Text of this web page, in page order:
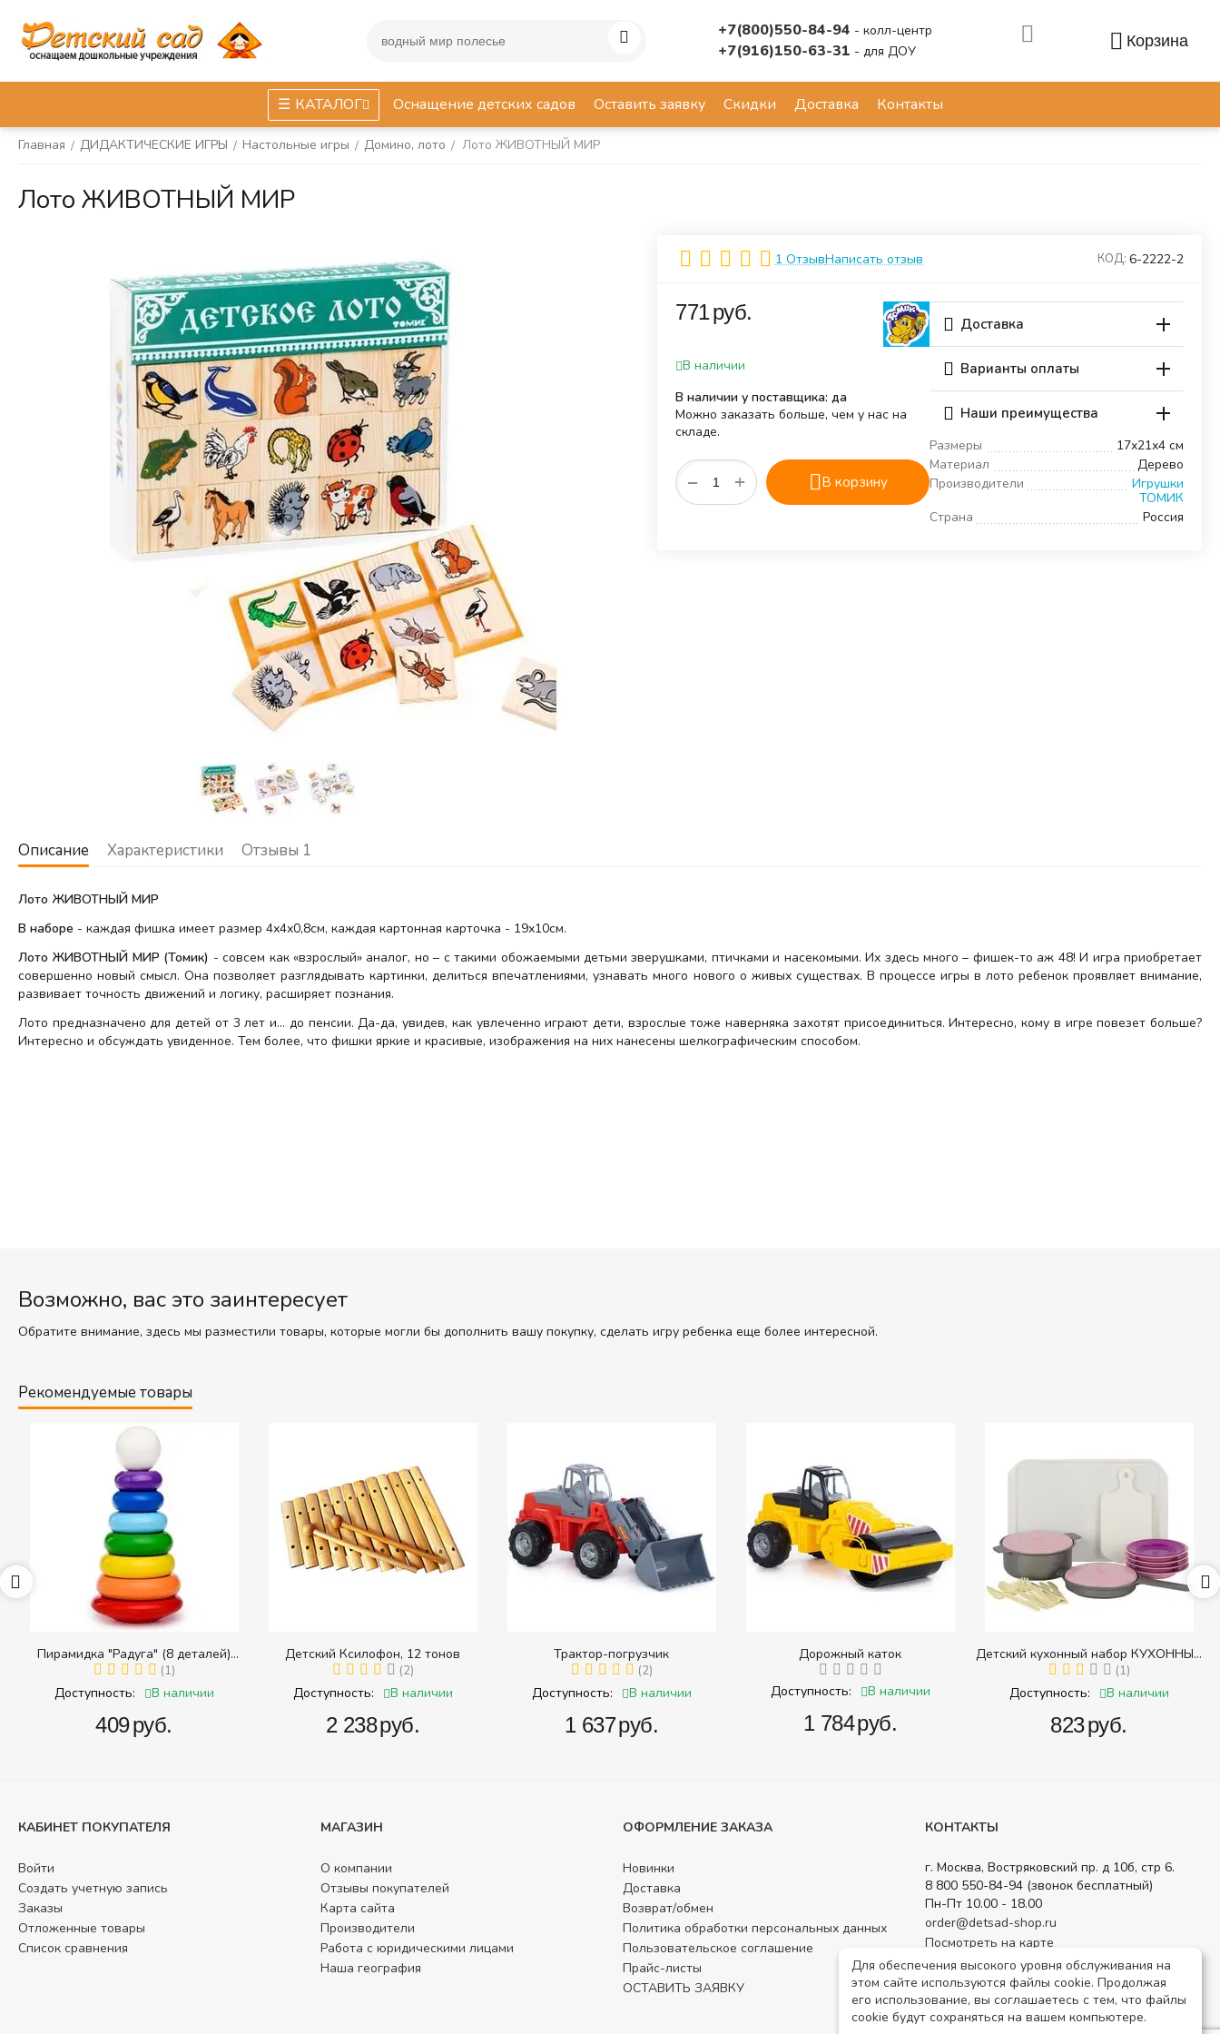
+7(800)550-84-94 - колл-центр
+7(916)150-63-31 - для ДОУ
Корзина
КАТАЛОГ Оснащение детских садов Оставить заявку Скидки Доставка Контакты
Главная / ДИДАКТИЧЕСКИЕ ИГРЫ / Настольные игры / Домино, лото / Лото ЖИВОТНЫЙ МИР
Лото ЖИВОТНЫЙ МИР
1 ОтзывНаписать отзыв КОД: 6-2222-2
‍771‍руб.
В наличии
В наличии у поставщика: да
Можно заказать больше, чем у нас на
складе.
+
− В корзину
Доставка
Варианты оплаты
Наши преимущества
Размеры
17х21х4 см
Материал
Дерево
Производители
Игрушки
ТОМИК
Страна
Россия
Описание Характеристики Отзывы 1
Лото ЖИВОТНЫЙ МИР
В наборе - каждая фишка имеет размер 4х4х0,8см, каждая картонная карточка - 19х10см.
Лото ЖИВОТНЫЙ МИР (Томик) - совсем как «взрослый» аналог, но – с такими обожаемыми детьми зверушками, птичками и насекомыми. Их здесь много – фишек-то аж 48! И игра приобретает
совершенно новый смысл. Она позволяет разглядывать картинки, делиться впечатлениями, узнавать много нового о живых существах. В процессе игры в лото ребенок проявляет внимание,
развивает точность движений и логику, расширяет познания.
Лото предназначено для детей от 3 лет и… до пенсии. Да-да, увидев, как увлеченно играют дети, взрослые тоже наверняка захотят присоединиться. Интересно, кому в игре повезет больше?
Интересно и обсуждать увиденное. Тем более, что фишки яркие и красивые, изображения на них нанесены шелкографическим способом.
Возможно, вас это заинтересует
Обратите внимание, здесь мы разместили товары, которые могли бы дополнить вашу покупку, сделать игру ребенка еще более интересной.
Рекомендуемые товары
Пирамидка "Радуга" (8 деталей)
(Пирамидка среднего размера)
(1)
Доступность: В наличии
‍409‍руб.
Детский Ксилофон, 12 тонов
(2)
Доступность: В наличии
‍2 238‍руб.
Трактор-погрузчик
(2)
Доступность: В наличии
‍1 637‍руб.
Дорожный каток
Доступность: В наличии
‍1 784‍руб.
Детский кухонный набор КУХОННЫЙ
(24 предм.) (Набор игровой столовой
посуды)
(1)
Доступность: В наличии
‍823‍руб.
КАБИНЕТ ПОКУПАТЕЛЯ
Войти
Создать учетную запись
Заказы
Отложенные товары
Список сравнения
МАГАЗИН
О компании
Отзывы покупателей
Карта сайта
Производители
Работа с юридическими лицами
Наша география
ОФОРМЛЕНИЕ ЗАКАЗА
Новинки
Доставка
Возврат/обмен
Политика обработки персональных данных
Пользовательское соглашение
Прайс-листы
ОСТАВИТЬ ЗАЯВКУ
КОНТАКТЫ
г. Москва, Востряковский пр. д 10б, стр 6.
8 800 550-84-94 (звонок бесплатный)
Пн-Пт 10.00 - 18.00
order@detsad-shop.ru
Посмотреть на карте
Для обеспечения высокого уровня обслуживания на
этом сайте используются файлы cookie. Продолжая
его использование, вы соглашаетесь с тем, что файлы
cookie будут сохраняться на вашем компьютере.